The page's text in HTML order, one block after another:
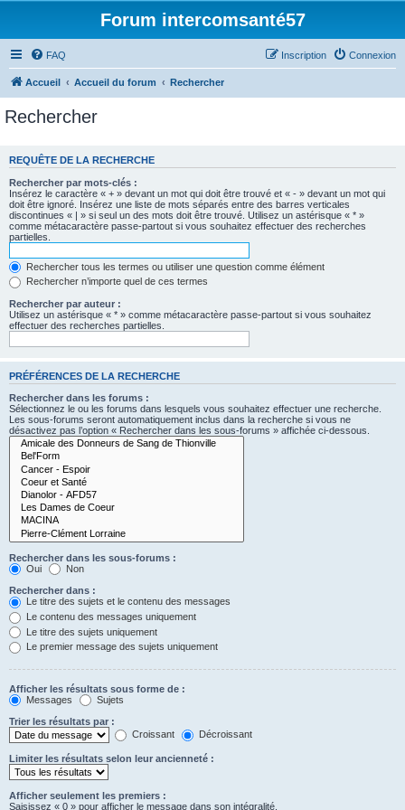
Forum intercomsanté57
FAQ Connexion
Inscription
Accueil Accueil du forum Rechercher
Rechercher
REQUÊTE DE LA RECHERCHE
Rechercher par mots-clés :
Insérez le caractère « + » devant un mot qui doit être trouvé et « - » devant un mot qui
doit être ignoré. Insérez une liste de mots séparés entre des barres verticales
discontinues « | » si seul un des mots doit être trouvé. Utilisez un astérisque « * »
comme métacaractère passe-partout si vous souhaitez effectuer des recherches
partielles.
Rechercher tous les termes ou utiliser une question comme élément
Rechercher n’importe quel de ces termes
Rechercher par auteur :
Utilisez un astérisque « * » comme métacaractère passe-partout si vous souhaitez
effectuer des recherches partielles.
PRÉFÉRENCES DE LA RECHERCHE
Rechercher dans les forums :
Sélectionnez le ou les forums dans lesquels vous souhaitez effectuer une recherche.
Les sous-forums seront automatiquement inclus dans la recherche si vous ne
désactivez pas l’option « Rechercher dans les sous-forums » affichée ci-dessous.
Rechercher dans les sous-forums :
Oui
Non
Rechercher dans :
Le titre des sujets et le contenu des messages
Le contenu des messages uniquement
Le titre des sujets uniquement
Le premier message des sujets uniquement
Afficher les résultats sous forme de :
Messages
Sujets
Trier les résultats par :
Croissant
Décroissant
Limiter les résultats selon leur ancienneté :
Afficher seulement les premiers :
Saisissez « 0 » pour afficher le message dans son intégralité.